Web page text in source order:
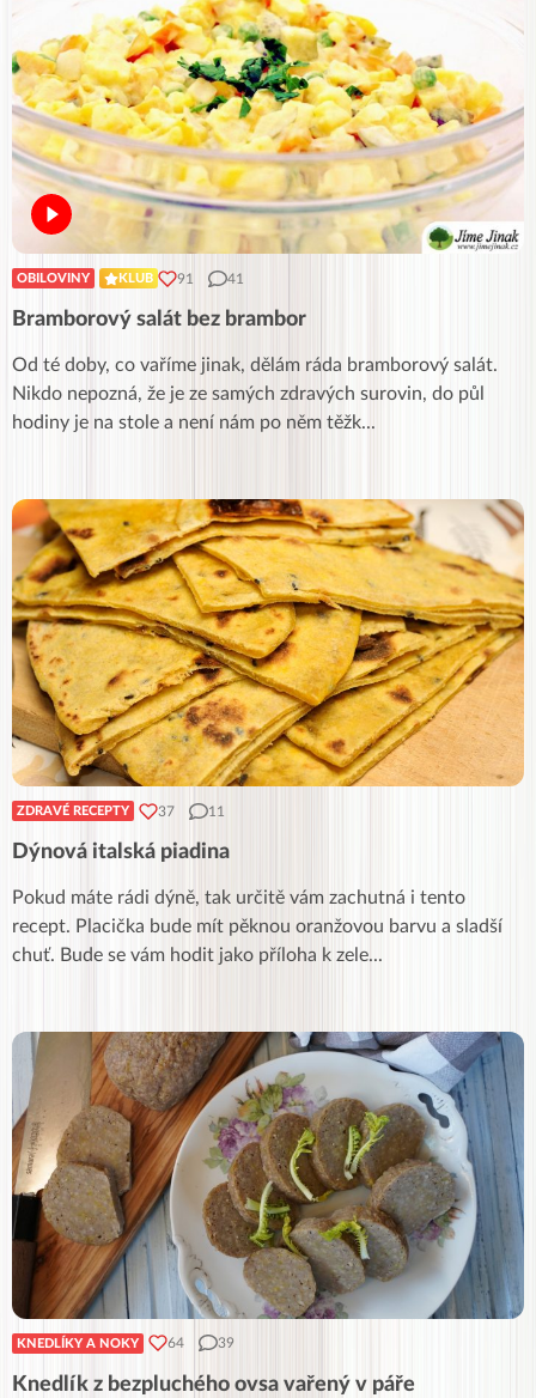
OBILOVINY KLUB 91 41
Bramborový salát bez brambor
Od té doby, co vaříme jinak, dělám ráda bramborový salát.
Nikdo nepozná, že je ze samých zdravých surovin, do půl
hodiny je na stole a není nám po něm těžk...
ZDRAVÉ RECEPTY 37 11
Dýnová italská piadina
Pokud máte rádi dýně, tak určitě vám zachutná i tento
recept. Placička bude mít pěknou oranžovou barvu a sladší
chuť. Bude se vám hodit jako příloha k zele...
KNEDLÍKY A NOKY 64 39
Knedlík z bezpluchého ovsa vařený v páře